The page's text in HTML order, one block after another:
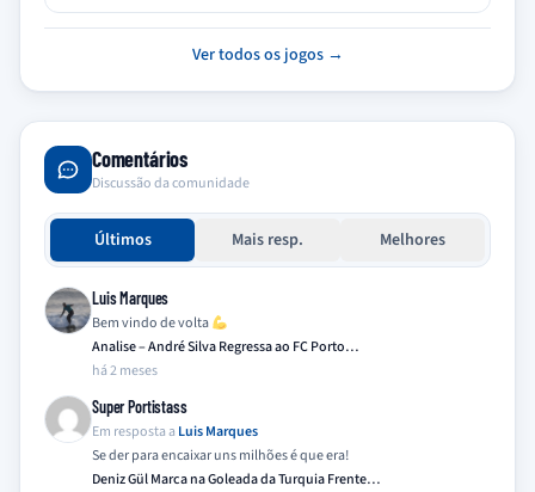
Ver todos os jogos →
Comentários
Discussão da comunidade
Últimos Mais resp. Melhores
Luis Marques
Bem vindo de volta
Analise – André Silva Regressa ao FC Porto…
há 2 meses
Super Portistass
Em resposta a Luis Marques
Se der para encaixar uns milhões é que era!
Deniz Gül Marca na Goleada da Turquia Frente…